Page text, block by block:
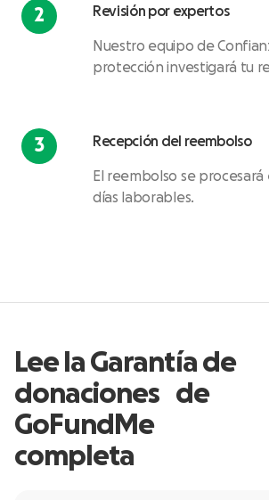
Revisión por expertos
Nuestro equipo de
protección investigará tu
Recepción del reembolso
El reembolso se procesará
días laborables.
Lee la Garantía de
donaciones de
GoFundMe
completa